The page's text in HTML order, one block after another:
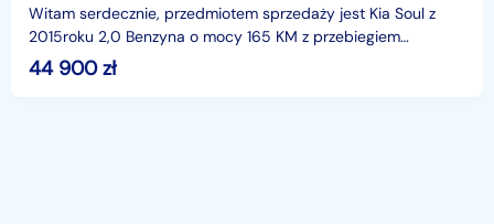
Witam serdecznie, przedmiotem sprzedaży jest Kia Soul z
2015roku 2,0 Benzyna o mocy 165 KM z przebiegiem
100459ml.Wyposażenie:Klimatyzacja automatyczna, 2-stref
44 900zł